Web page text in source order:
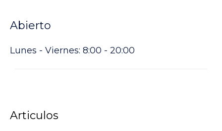
Abierto
Lunes - Viernes: 8:00 - 20:00
Articulos